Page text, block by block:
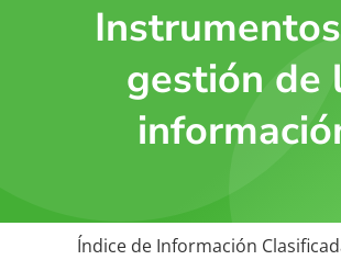
gestión de
Índice de Información